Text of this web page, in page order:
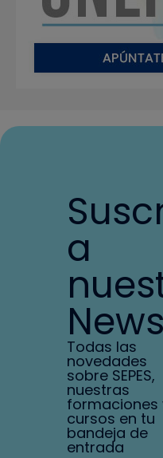
a
Todas las
novedades
sobre SEPES,
nuestras
formaciones
cursos en tu
bandeja de
entrada